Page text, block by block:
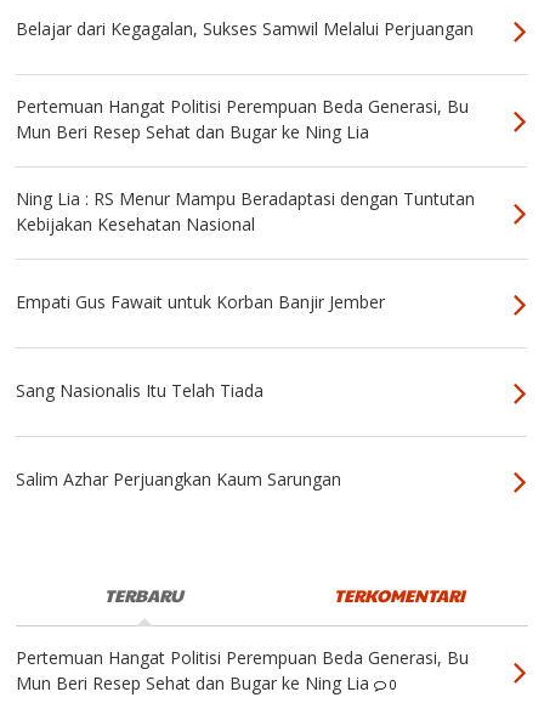
Belajar dari Kegagalan, Sukses Samwil Melalui Perjuangan
Pertemuan Hangat Politisi Perempuan Beda Generasi, Bu
Mun Beri Resep Sehat dan Bugar ke Ning Lia
Ning Lia : RS Menur Mampu Beradaptasi dengan Tuntutan
Kebijakan Kesehatan Nasional
Empati Gus Fawait untuk Korban Banjir Jember
Sang Nasionalis Itu Telah Tiada
Salim Azhar Perjuangkan Kaum Sarungan
TERBARU TERKOMENTARI
Pertemuan Hangat Politisi Perempuan Beda Generasi, Bu
Mun Beri Resep Sehat dan Bugar ke Ning Lia
0